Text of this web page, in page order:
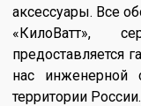
аксессуары. Все
«КилоВатт»,
предоставляется
нас инженерной
территории России.